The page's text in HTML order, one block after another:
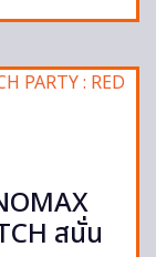
สนั่น